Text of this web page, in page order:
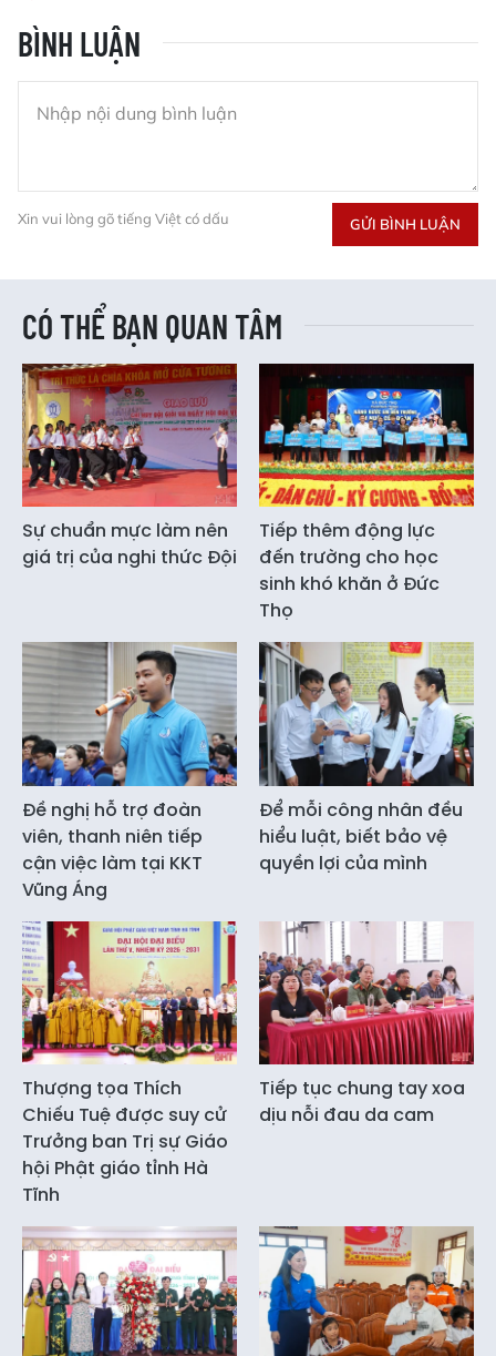
BÌNH LUẬN
Xin vui lòng gõ tiếng Việt có dấu GỬI BÌNH LUẬN
CÓ THỂ BẠN QUAN TÂM
Sự chuẩn mực làm nên
giá trị của nghi thức Đội
Tiếp thêm động lực
đến trường cho học
sinh khó khăn ở Đức
Thọ
Đề nghị hỗ trợ đoàn
viên, thanh niên tiếp
cận việc làm tại KKT
Vũng Áng
Để mỗi công nhân đều
hiểu luật, biết bảo vệ
quyền lợi của mình
Thượng tọa Thích
Chiếu Tuệ được suy cử
Trưởng ban Trị sự Giáo
hội Phật giáo tỉnh Hà
Tĩnh
Tiếp tục chung tay xoa
dịu nỗi đau da cam